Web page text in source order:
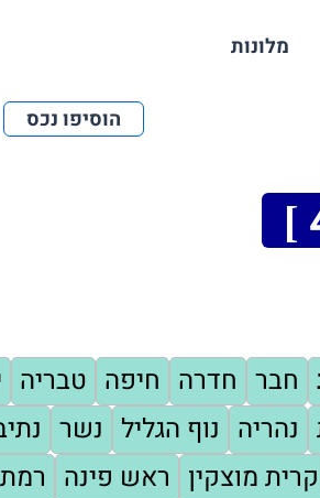
מלונות
הוסיפו נכס
]
חבר חדרה חיפה טבריה
נהריה נוף הגליל נשר
קרית מוצקין ראש פינה